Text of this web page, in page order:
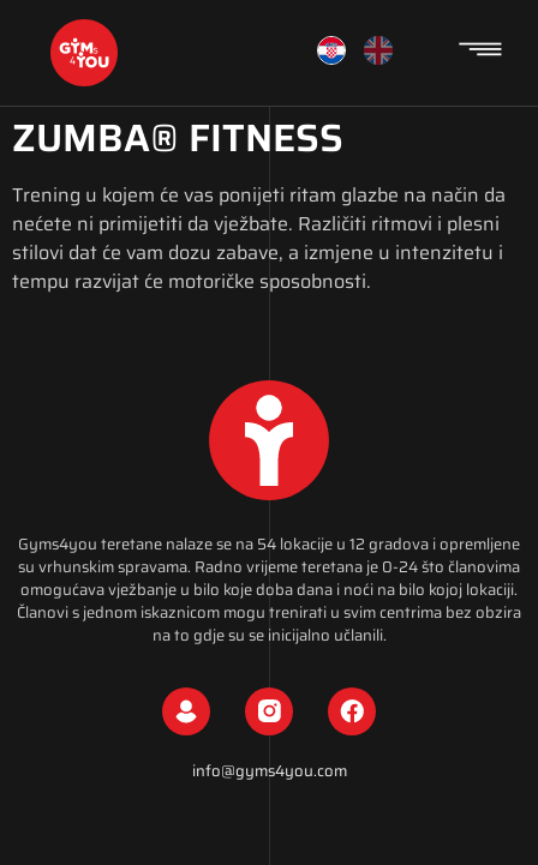
ZUMBA® FITNESS
Trening u kojem će vas ponijeti ritam glazbe na način da
nećete ni primijetiti da vježbate. Različiti ritmovi i plesni
stilovi dat će vam dozu zabave, a izmjene u intenzitetu i
tempu razvijat će motoričke sposobnosti.
Gyms4you teretane nalaze se na 54 lokacije u 12 gradova i opremljene
su vrhunskim spravama. Radno vrijeme teretana je 0-24 što članovima
omogućava vježbanje u bilo koje doba dana i noći na bilo kojoj lokaciji.
Članovi s jednom iskaznicom mogu trenirati u svim centrima bez obzira
na to gdje su se inicijalno učlanili.
info@gyms4you.com